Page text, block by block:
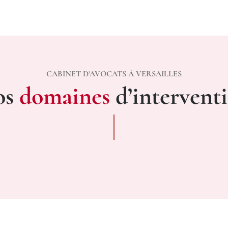
CABINET D’AVOCATS À VERSAILLES
domaines